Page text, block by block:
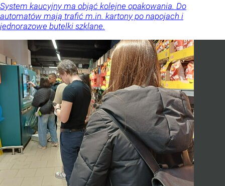
System kaucyjny ma objąć kolejne opakowania. Do
automatów mają trafić m.in. kartony po napojach i
jednorazowe butelki szklane.